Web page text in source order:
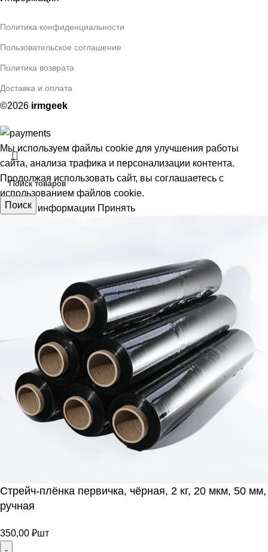
Политика конфиденциальности
Пользовательское соглашение
Политика возврата
Доставка и оплата
©2026 irmgeek
Поиск
Мы используем файлы cookie для улучшения работы
сайта, анализа трафика и персонализации контента.
Продолжая использовать сайт, вы соглашаетесь с
использованием файлов cookie.
Больше информации Принять
Стрейч-плёнка первичка, чёрная, 2 кг, 20 мкм, 50 мм,
ручная
350,00 ₽шт